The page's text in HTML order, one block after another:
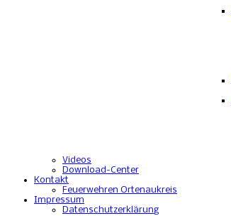
Videos
Download-Center
Kontakt
Feuerwehren Ortenaukreis
Impressum
Datenschutzerklärung